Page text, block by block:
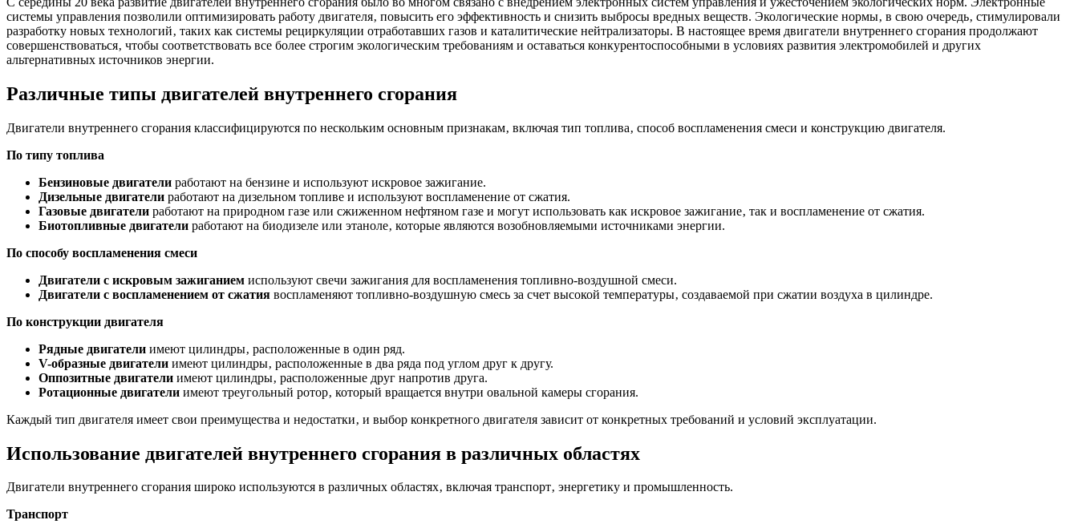
системы управления позволили оптимизировать работу двигателя‚ повысить его эффективность и снизить выбросы вредных веществ. Экологические нормы‚ в свою очередь‚ стимулировали
разработку новых технологий‚ таких как системы рециркуляции отработавших газов и каталитические нейтрализаторы. В настоящее время двигатели внутреннего сгорания продолжают
совершенствоваться‚ чтобы соответствовать все более строгим экологическим требованиям и оставаться конкурентоспособными в условиях развития электромобилей и других
альтернативных источников энергии.
Различные типы двигателей внутреннего сгорания
Двигатели внутреннего сгорания классифицируются по нескольким основным признакам‚ включая тип топлива‚ способ воспламенения смеси и конструкцию двигателя.
По типу топлива
Бензиновые двигатели работают на бензине и используют искровое зажигание.
Дизельные двигатели работают на дизельном топливе и используют воспламенение от сжатия.
Газовые двигатели работают на природном газе или сжиженном нефтяном газе и могут использовать как искровое зажигание‚ так и воспламенение от сжатия.
Биотопливные двигатели работают на биодизеле или этаноле‚ которые являются возобновляемыми источниками энергии.
По способу воспламенения смеси
Двигатели с искровым зажиганием используют свечи зажигания для воспламенения топливно-воздушной смеси.
Двигатели с воспламенением от сжатия воспламеняют топливно-воздушную смесь за счет высокой температуры‚ создаваемой при сжатии воздуха в цилиндре.
По конструкции двигателя
Рядные двигатели имеют цилиндры‚ расположенные в один ряд.
V-образные двигатели имеют цилиндры‚ расположенные в два ряда под углом друг к другу.
Оппозитные двигатели имеют цилиндры‚ расположенные друг напротив друга.
Ротационные двигатели имеют треугольный ротор‚ который вращается внутри овальной камеры сгорания.
Каждый тип двигателя имеет свои преимущества и недостатки‚ и выбор конкретного двигателя зависит от конкретных требований и условий эксплуатации.
Использование двигателей внутреннего сгорания в различных областях
Двигатели внутреннего сгорания широко используются в различных областях‚ включая транспорт‚ энергетику и промышленность.
Транспорт